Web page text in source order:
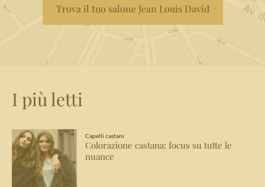
Trova il tuo salone Jean Louis David
I più letti
Capelli castani
Colorazione castana: focus su tutte le
nuance